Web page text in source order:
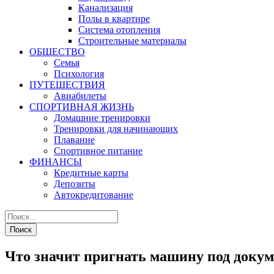
Канализация
Полы в квартире
Система отопления
Строительные материалы
ОБЩЕСТВО
Семья
Психология
ПУТЕШЕСТВИЯ
Авиабилеты
СПОРТИВНАЯ ЖИЗНЬ
Домашние тренировки
Тренировки для начинающих
Плавание
Спортивное питание
ФИНАНСЫ
Кредитные карты
Депозиты
Автокредитование
Что значит пригнать машину под